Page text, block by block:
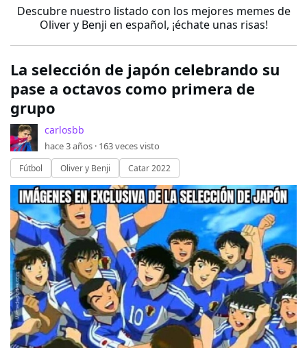
Descubre nuestro listado con los mejores memes de
Oliver y Benji en español, ¡échate unas risas!
La selección de japón celebrando su
pase a octavos como primera de
grupo
carlosbb
hace 3 años · 163veces visto
Fútbol Oliver y Benji Catar 2022